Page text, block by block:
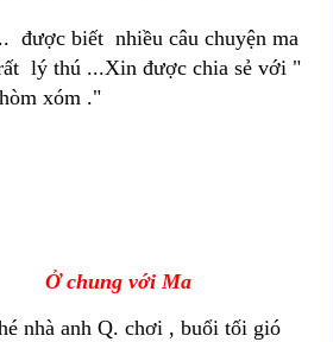
được biết nhiều câu chuyện ma
lý thú ...Xin được chia sẻ với "
xóm ."
Ở chung với Ma
nhà anh Q. chơi , buổi tối gió